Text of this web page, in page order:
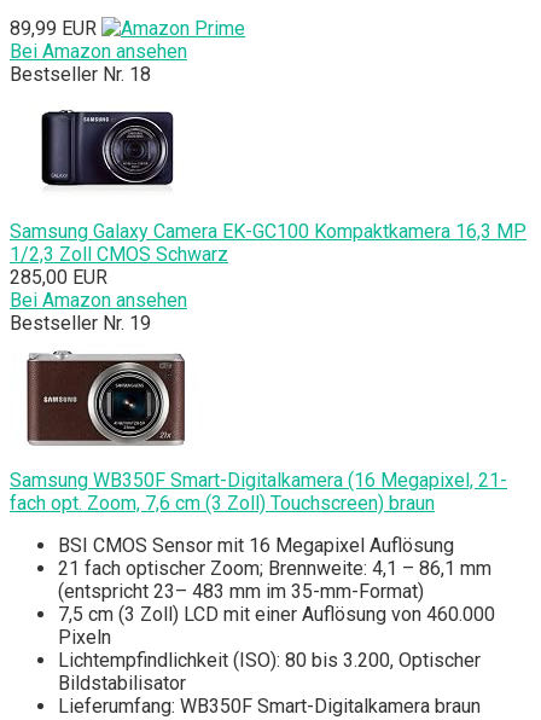
89,99 EUR
Bei Amazon ansehen
Bestseller Nr. 18
Samsung Galaxy Camera EK-GC100 Kompaktkamera 16,3 MP
1/2,3 Zoll CMOS Schwarz
285,00 EUR
Bei Amazon ansehen
Bestseller Nr. 19
Samsung WB350F Smart-Digitalkamera (16 Megapixel, 21-
fach opt. Zoom, 7,6 cm (3 Zoll) Touchscreen) braun
BSI CMOS Sensor mit 16 Megapixel Auflösung
21 fach optischer Zoom; Brennweite: 4,1 – 86,1 mm
(entspricht 23– 483 mm im 35-mm-Format)
7,5 cm (3 Zoll) LCD mit einer Auflösung von 460.000
Pixeln
Lichtempfindlichkeit (ISO): 80 bis 3.200, Optischer
Bildstabilisator
Lieferumfang: WB350F Smart-Digitalkamera braun